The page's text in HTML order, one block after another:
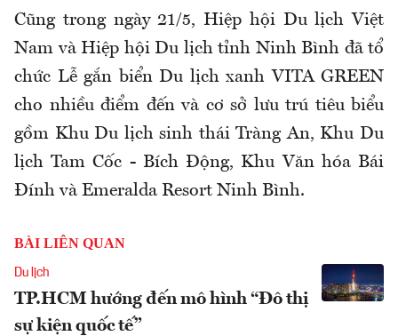
Cũng trong ngày 21/5, Hiệp hội Du lịch Việt
Nam và Hiệp hội Du lịch tỉnh Ninh Bình đã tổ
chức Lễ gắn biển Du lịch xanh VITA GREEN
cho nhiều điểm đến và cơ sở lưu trú tiêu biểu
gồm Khu Du lịch sinh thái Tràng An, Khu Du
lịch Tam Cốc - Bích Động, Khu Văn hóa Bái
Đính và Emeralda Resort Ninh Bình.
BÀI LIÊN QUAN
Du lịch
TP.HCM hướng đến mô hình “Đô thị
sự kiện quốc tế”